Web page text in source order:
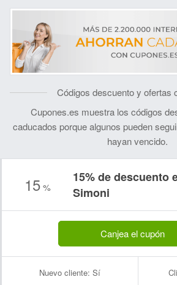
Códigos descuento y ofertas
Cupones.es muestra los códigos
caducados porque algunos pueden
hayan vencido.
15 %
15% de descuento
Simoni
Canjea el cupón
Nuevo cliente: Sí
Nombre:
Correo electrónico: